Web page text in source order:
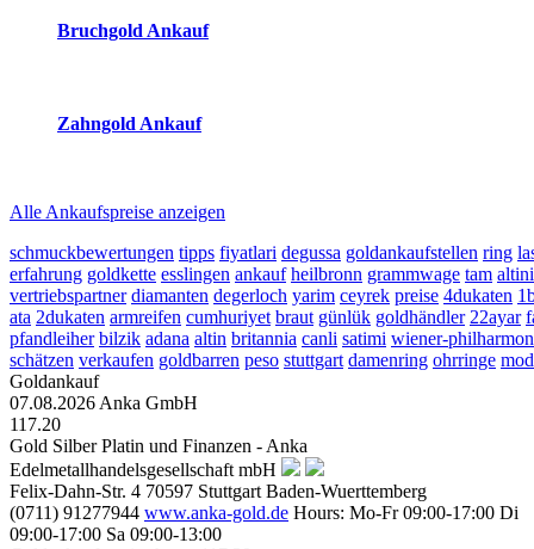
Bruchgold Ankauf
Zahngold Ankauf
Alle Ankaufspreise anzeigen
schmuckbewertungen tipps fiyatlari degussa goldankaufstellen ring
erfahrung goldkette esslingen ankauf heilbronn grammwage tam altini
vertriebspartner diamanten degerloch yarim ceyrek preise 4dukaten
ata 2dukaten armreifen cumhuriyet braut günlük goldhändler 22ayar
pfandleiher bilzik adana altin britannia canli satimi wiener-
schätzen verkaufen goldbarren peso stuttgart damenring ohrringe
Goldankauf
07.08.2026 Anka GmbH
117.20
Gold Silber Platin und Finanzen - Anka
Edelmetallhandelsgesellschaft mbH
Felix-Dahn-Str. 4 70597 Stuttgart Baden-Wuerttemberg
(0711) 91277944 www.anka-gold.de Hours: Mo-Fr 09:00-17:00 Di
09:00-17:00 Sa 09:00-13:00